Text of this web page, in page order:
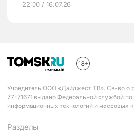
22:00 / 16.07.26
Учредитель ООО «Дайджест ТВ». Св-во
77-71671 выдано Федеральной службой по
информационных технологий и массовых
Разделы